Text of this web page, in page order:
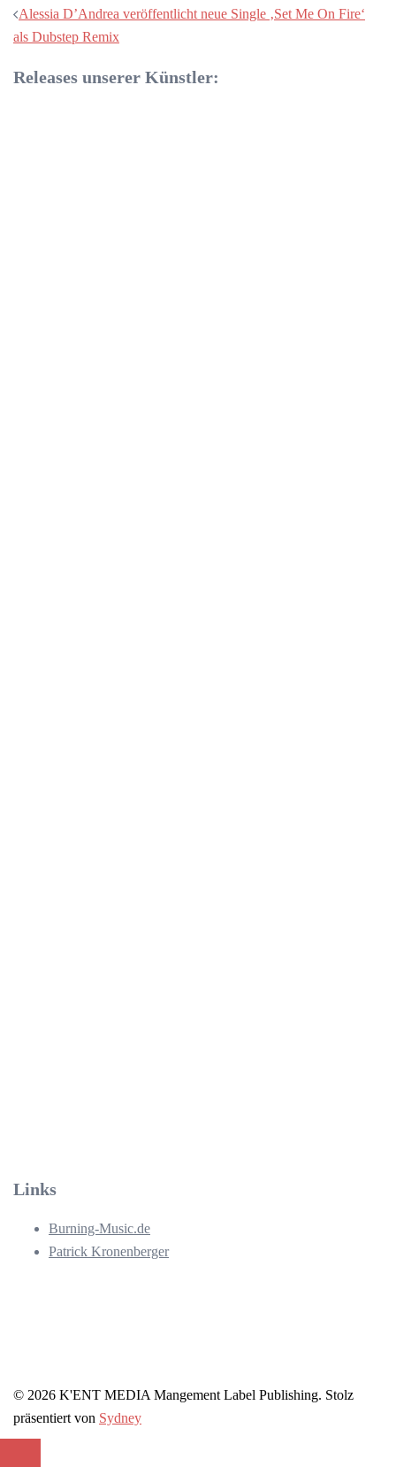
Beitragsnavigation
Alessia D’Andrea veröffentlicht neue Single ‚Set Me On Fire‘
als Dubstep Remix
Releases unserer Künstler:
Links
Burning-Music.de
Patrick Kronenberger
© 2026 K'ENT MEDIA Mangement Label Publishing. Stolz
präsentiert von Sydney